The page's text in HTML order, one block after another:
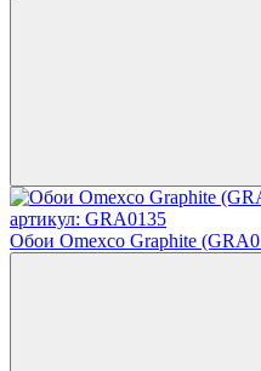
артикул: GRA0135
Обои Omexco Graphite